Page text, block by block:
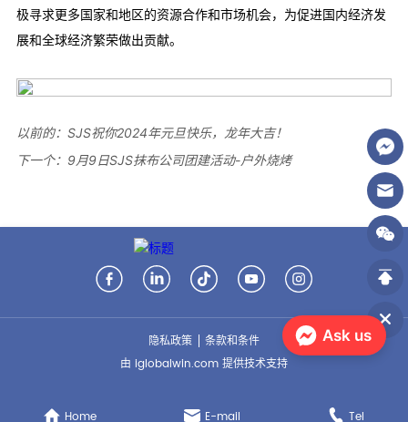
以前的：SJS祝你2024年元旦快乐，龙年大吉！
下一个： 9月9日SJS抹布公司团建活动-户外烧烤
Home E-mail Tel
隐私政策
条款和条件
由 iglobalwin.com 提供技术支持
Ask us